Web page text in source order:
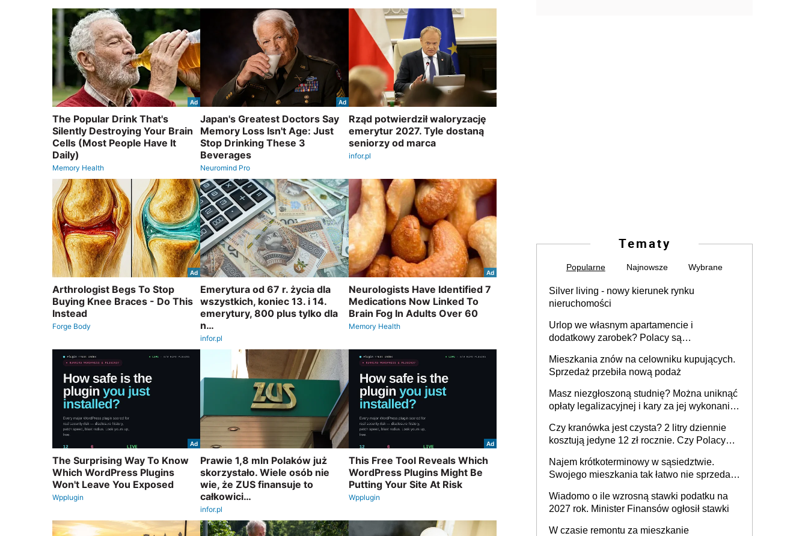
Tematy
Popularne Najnowsze Wybrane
Silver living - nowy kierunek rynku
nieruchomości
Urlop we własnym apartamencie i
dodatkowy zarobek? Polacy są
Mieszkania znów na celowniku kupujących.
Sprzedaż przebiła nową podaż
Masz niezgłoszoną studnię? Można uniknąć
opłaty legalizacyjnej i kary za jej wykonanie,
Czy kranówka jest czysta? 2 litry dziennie
kosztują jedyne 12 zł rocznie. Czy Polacy
Najem krótkoterminowy w sąsiedztwie.
Swojego mieszkania tak łatwo nie sprzedaż
Wiadomo o ile wzrosną stawki podatku na
2027 rok. Minister Finansów ogłosił stawki
W czasie remontu za mieszkanie